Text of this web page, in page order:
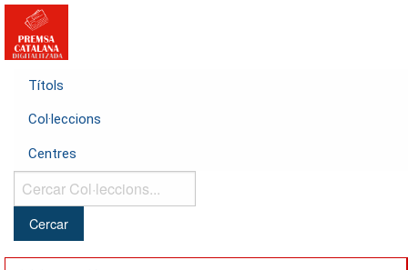
Títols
Col·leccions
Centres
Cercar
Col·leccions...